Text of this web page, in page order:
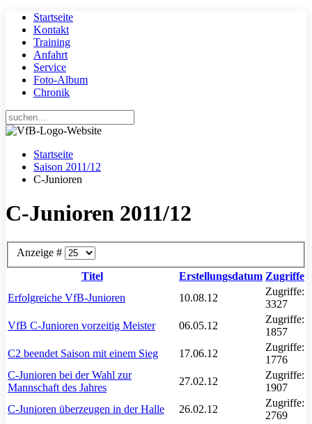
Startseite
Kontakt
Training
Anfahrt
Service
Foto-Album
Chronik
Startseite
Saison 2011/12
C-Junioren
C-Junioren 2011/12
Anzeige #
Titel
Erstellungsdatum Zugriffe
Erfolgreiche VfB-Junioren
10.08.12
Zugriffe:
3327
VfB C-Junioren vorzeitig Meister
06.05.12
Zugriffe:
1857
C2 beendet Saison mit einem Sieg
17.06.12
Zugriffe:
1776
C-Junioren bei der Wahl zur
Mannschaft des Jahres
27.02.12
Zugriffe:
1907
C-Junioren überzeugen in der Halle
26.02.12
Zugriffe:
2769